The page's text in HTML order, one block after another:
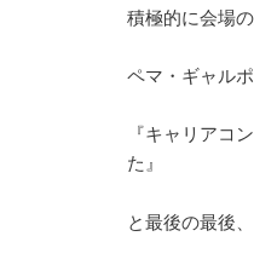
積極的に会場
ペマ・ギャル
『キャリアコ
た』
と最後の最後